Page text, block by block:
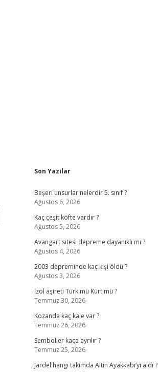
Sidebar
Son Yazılar
Beşeri unsurlar nelerdir 5. sınıf ?
Ağustos 6, 2026
Kaç çeşit köfte vardır ?
Ağustos 5, 2026
Avangart sitesi depreme dayanıklı mı ?
Ağustos 4, 2026
2003 depreminde kaç kişi öldü ?
Ağustos 3, 2026
İzol aşireti Türk mü Kürt mü ?
Temmuz 30, 2026
Kozanda kaç kale var ?
Temmuz 26, 2026
Semboller kaça ayrılır ?
Temmuz 25, 2026
Jardel hangi takımda Altın Ayakkabı’yı aldı ?